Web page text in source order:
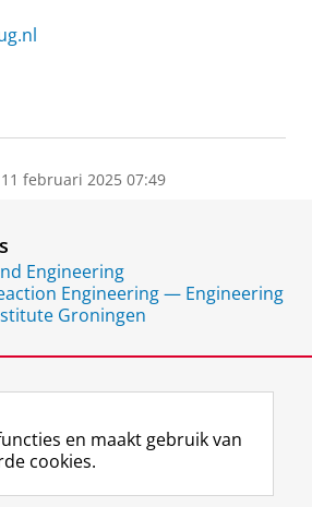
11 februari 2025 07:49
Engineering
Engineering — Engineering
Groningen
RUG F L R I Y
en maakt gebruik van
cookies.